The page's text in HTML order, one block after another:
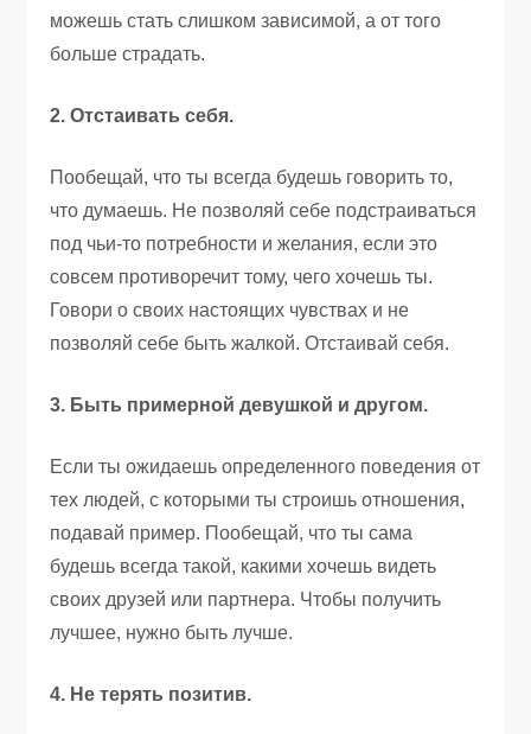
можешь стать слишком зависимой, а от того
больше страдать.
2. Отстаивать себя.
Пообещай, что ты всегда будешь говорить то,
что думаешь. Не позволяй себе подстраиваться
под чьи-то потребности и желания, если это
совсем противоречит тому, чего хочешь ты.
Говори о своих настоящих чувствах и не
позволяй себе быть жалкой. Отстаивай себя.
3. Быть примерной девушкой и другом.
Если ты ожидаешь определенного поведения от
тех людей, с которыми ты строишь отношения,
подавай пример. Пообещай, что ты сама
будешь всегда такой, какими хочешь видеть
своих друзей или партнера. Чтобы получить
лучшее, нужно быть лучше.
4. Не терять позитив.